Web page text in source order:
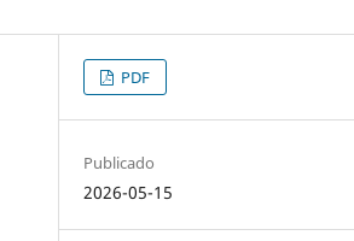
PDF
Publicado
2026-05-15